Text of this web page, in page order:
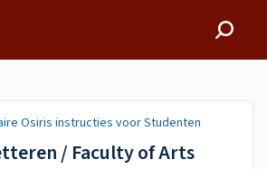
Osiris instructies voor Studenten
/ Faculty of Arts